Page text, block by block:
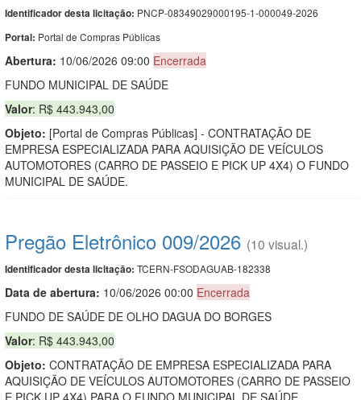
Identificador desta licitação: PNCP-08349029000195-1-000049-2026
Portal: Portal de Compras Públicas
Abertura: 10/06/2026 09:00 Encerrada
FUNDO MUNICIPAL DE SAÚDE
Valor: R$ 443.943,00
Objeto: [Portal de Compras Públicas] - CONTRATAÇÃO DE
EMPRESA ESPECIALIZADA PARA AQUISIÇÃO DE VEÍCULOS
AUTOMOTORES (CARRO DE PASSEIO E PICK UP 4X4) O FUNDO
MUNICIPAL DE SAÚDE.
Pregão Eletrônico 009/2026 (10 visual.)
Identificador desta licitação: TCERN-FSODAGUAB-182338
Data de abertura: 10/06/2026 00:00 Encerrada
FUNDO DE SAÚDE DE OLHO DAGUA DO BORGES
Valor: R$ 443.943,00
Objeto: CONTRATAÇÃO DE EMPRESA ESPECIALIZADA PARA
AQUISIÇÃO DE VEÍCULOS AUTOMOTORES (CARRO DE PASSEIO
E PICK UP 4X4) PARA O FUNDO MUNICIPAL DE SAÚDE.